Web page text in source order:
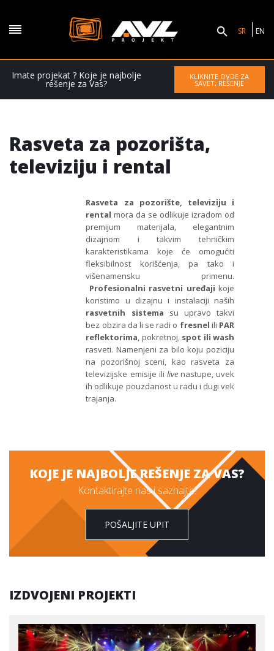
SR EN
Imate projekat ? Koje je najbolje
rešenje za Vas?
KLIKNITE OVDE ZA
SAVET, REŠENJE
Rasveta za pozorišta,
televiziju i rental
Rasveta za pozorište, televiziju i
rental mora da se odlikuje izradom od
premijum materijala, elegantnim
dizajnom i takvim tehničkim
karakteristikama koje će omogućiti
fleksibilnost korišćenja, pa tako i
višenamensku primenu.
Profesionalni rasvetni uređaji koje
koristimo u dizajnu i instalaciji naših
rasvetnih sistema su upravo takvi
bez obzira da li se radi o fresnel ili PAR
reflektorima, pokretnoj, spot ili wash
rasveti. Namenjeni za bilo koju poziciju
na pozorišnoj sceni, kao rasveta za
televizijske emisije ili livenastupe, uvek
ih odlikuje pouzdanost u radu i dugi vek
trajanja.
KOJE JE NAJBOLJE REŠENJE ZA VAS?
Kontaktirajte nas i saznajte.
POŠALJITE UPIT
IZDVOJENI PROJEKTI